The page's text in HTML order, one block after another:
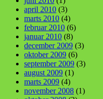
april 2010 (3)
marts 2010 (4)
februar 2010 (6)
januar 2010 (8)
december 2009 (3)
oktober 2009 (6)
september 2009 (3)
august 2009 (1)
marts 2009 (4)
november 2008 (1)